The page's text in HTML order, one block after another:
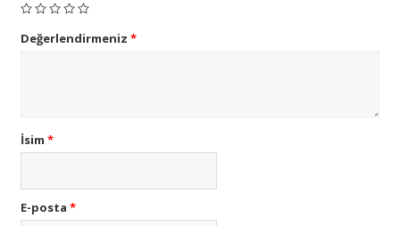
Değerlendirmeniz *
İsim *
E-posta *